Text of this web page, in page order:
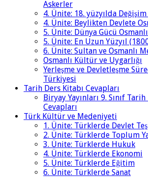
Askerler
4. Ünite: 18. yüzyılda
4. Ünite: Beylikten Devlete
5. Ünite: Dünya Gücü
5. Ünite: En Uzun Yüzyıl
6. Ünite: Sultan ve Osmanlı
Osmanlı Kültür ve Uygarlığı
Yerleşme ve Devletleşme
Türkiyesi
Tarih Ders Kitabı Cevapları
Biryay Yayınları 9. Sınıf
Cevapları
Türk Kültür ve Medeniyeti
1. Ünite: Türklerde Devlet
2. Ünite: Türklerde Toplum
3. Ünite: Türklerde Hukuk
4. Ünite: Türklerde Ekonomi
5. Ünite: Türklerde Eğitim
6. Ünite: Türklerde Sanat